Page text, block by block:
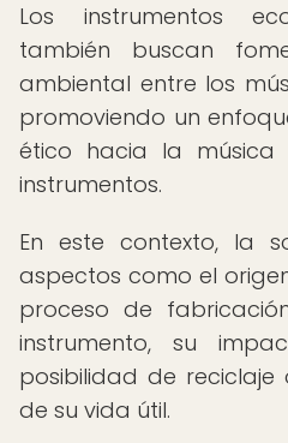
Los instrumentos
también buscan
ambiental entre los
promoviendo un
ético hacia la
instrumentos.
En este contexto, la
aspectos como el
proceso de
instrumento, su
posibilidad de reciclaje
de su vida útil.